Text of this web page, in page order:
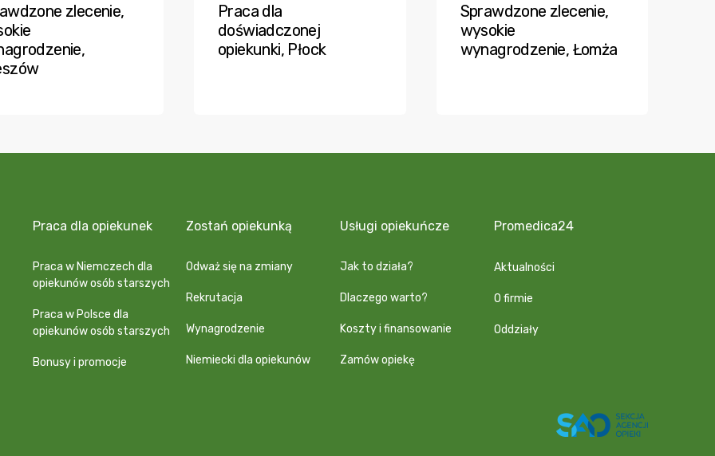
zlecenie,
Praca dla
doświadczonej
opiekunki, Płock
Sprawdzone zlecenie,
wysokie
wynagrodzenie, Łomża
Praca dla opiekunek
Praca w Niemczech dla
opiekunów osób starszych
Praca w Polsce dla
opiekunów osób starszych
Bonusy i promocje
Zostań opiekunką
Odważ się na zmiany
Rekrutacja
Wynagrodzenie
Niemiecki dla opiekunów
Usługi opiekuńcze
Jak to działa?
Dlaczego warto?
Koszty i finansowanie
Zamów opiekę
Promedica24
Aktualności
O firmie
Oddziały